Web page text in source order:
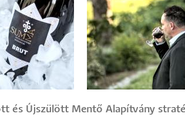
és Újszülött Mentő Alapítvány